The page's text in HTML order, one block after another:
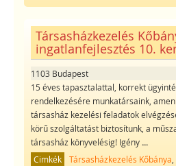
Társasházkezelés
ingatlanfejlesztés 10.
1103 Budapest
15 éves tapasztalattal, korrekt
rendelkezésére munkatársaink,
társasház kezelési feladatok
körű szolgáltatást biztosítunk, a
társasház könyvelésig! Igény...
Cimkék Társasházkezelés Kőbánya,